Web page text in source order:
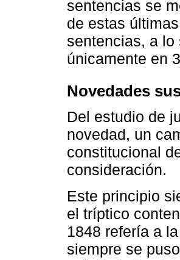
sentencias se
de estas
sentencias, a
únicamente en
Novedades
Del estudio de
novedad, un
constitucional
consideración.
Este principio
el tríptico
1848 refería a
siempre se